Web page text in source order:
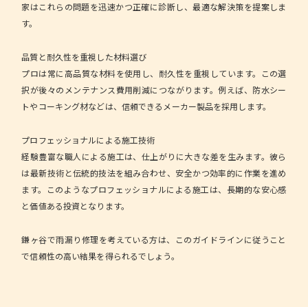
家はこれらの問題を迅速かつ正確に診断し、最適な解決策を提案しま
す。
品質と耐久性を重視した材料選び
プロは常に高品質な材料を使用し、耐久性を重視しています。この選
択が後々のメンテナンス費用削減につながります。例えば、防水シー
トやコーキング材などは、信頼できるメーカー製品を採用します。
プロフェッショナルによる施工技術
経験豊富な職人による施工は、仕上がりに大きな差を生みます。彼ら
は最新技術と伝統的技法を組み合わせ、安全かつ効率的に作業を進め
ます。このようなプロフェッショナルによる施工は、長期的な安心感
と価値ある投資となります。
鎌ヶ谷で雨漏り修理を考えている方は、このガイドラインに従うこと
で信頼性の高い結果を得られるでしょう。